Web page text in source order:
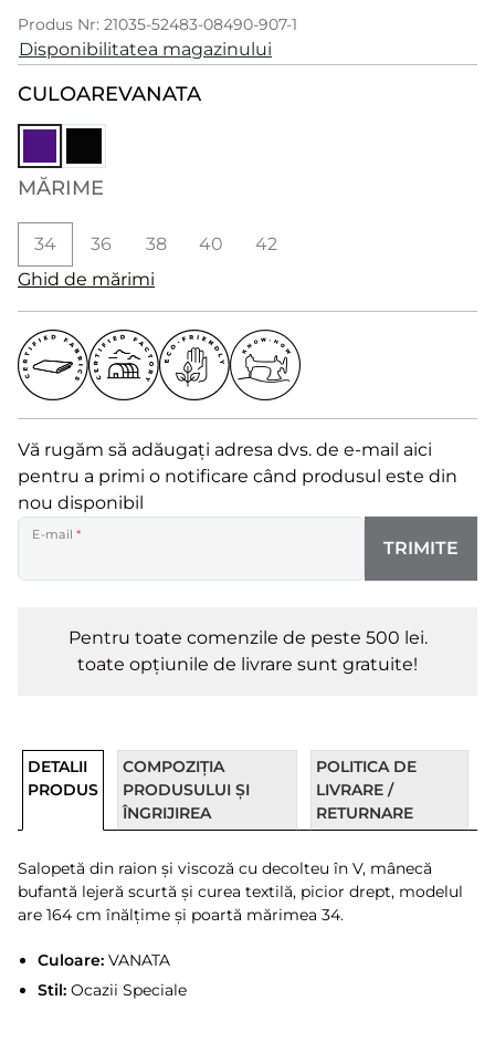
Produs Nr: 21035-52483-08490-907-1
Disponibilitatea magazinului
CULOAREVANATA
MĂRIME
34 36 38 40
42
Ghid de mărimi
Vă rugăm să adăugați adresa dvs. de e-mail aici
pentru a primi o notificare când produsul este din
nou disponibil
E-mail*
TRIMITE
Pentru toate comenzile de peste 500 lei.
toate opțiunile de livrare sunt gratuite!
DETALII
PRODUS
COMPOZIȚIA
PRODUSULUI ȘI
ÎNGRIJIREA
POLITICA DE
LIVRARE /
RETURNARE
Salopetă din raion și viscoză cu decolteu în V, mânecă
bufantă lejeră scurtă și curea textilă, picior drept, modelul
are 164 cm înălțime și poartă mărimea 34.
Culoare:VANATA
Stil:Ocazii Speciale